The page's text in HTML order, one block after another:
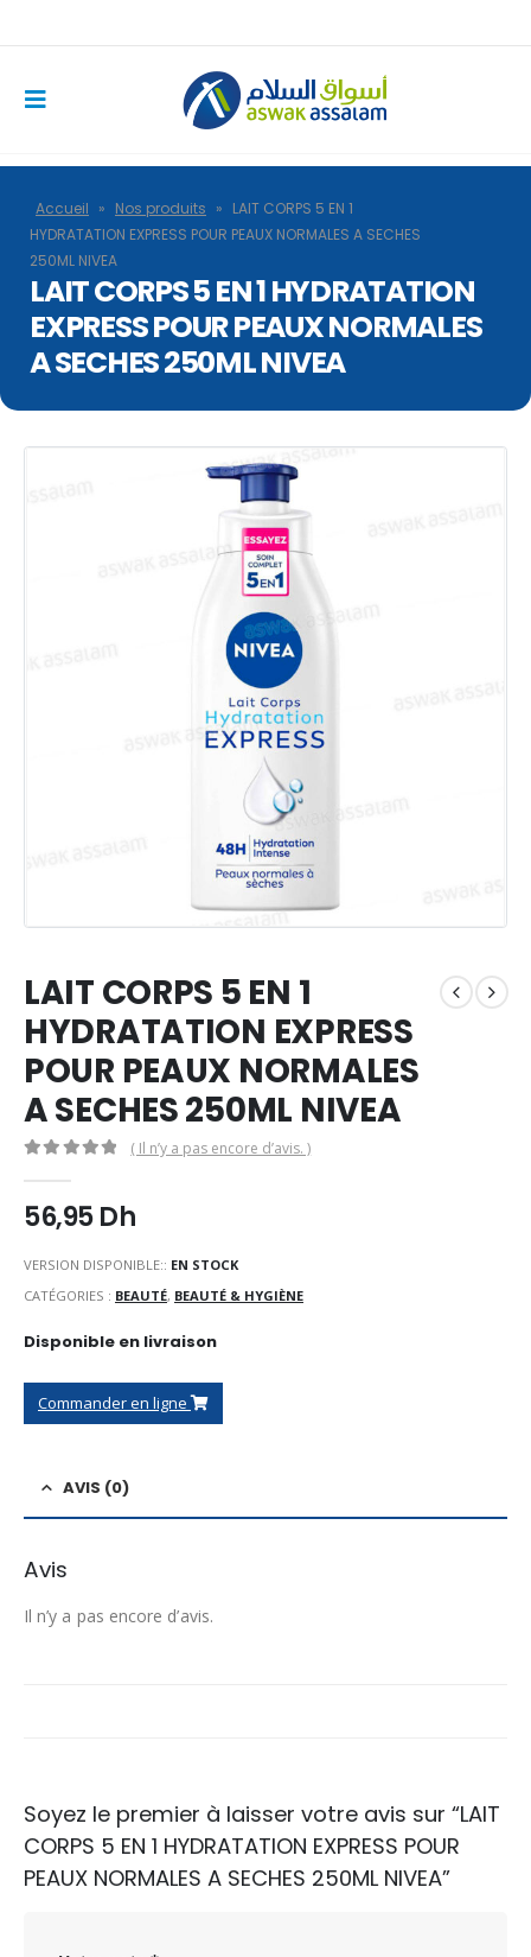
Accueil » Nos produits » LAIT CORPS 5 EN 1
HYDRATATION EXPRESS POUR PEAUX NORMALES A SECHES
250ML NIVEA
LAIT CORPS 5 EN 1 HYDRATATION
EXPRESS POUR PEAUX NORMALES
A SECHES 250ML NIVEA
LAIT CORPS 5 EN 1
HYDRATATION EXPRESS
POUR PEAUX NORMALES
A SECHES 250ML NIVEA
( Il n’y a pas encore d’avis. )
56,95Dh
VERSION DISPONIBLE:: EN STOCK
CATÉGORIES : BEAUTÉ, BEAUTÉ & HYGIÈNE
Disponible en livraison
Commander en ligne
AVIS (0)
Avis
Il n’y a pas encore d’avis.
Soyez le premier à laisser votre avis sur “LAIT
CORPS 5 EN 1 HYDRATATION EXPRESS POUR
PEAUX NORMALES A SECHES 250ML NIVEA”